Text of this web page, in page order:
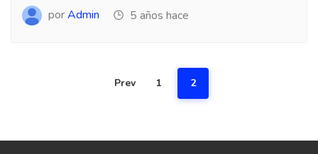
porAdmin 5 años hace
Prev 1 2